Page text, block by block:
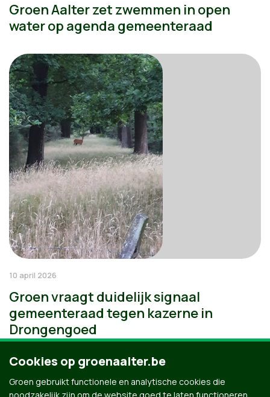
Groen Aalter zet zwemmen in open
water op agenda gemeenteraad
10 april 2026
Groen vraagt duidelijk signaal
gemeenteraad tegen kazerne in
Drongengoed
Cookies op groenaalter.be
Groen gebruikt functionele en analytische cookies die